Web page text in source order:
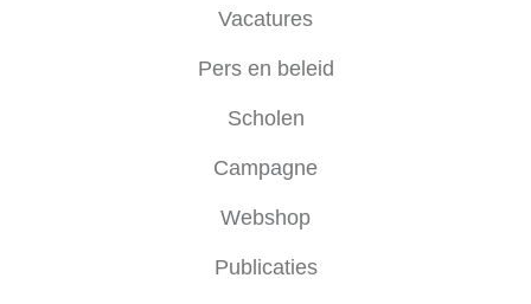
Vacatures
Pers en beleid
Scholen
Campagne
Webshop
Publicaties